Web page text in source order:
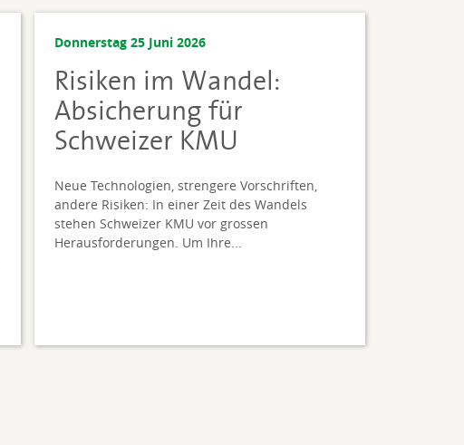
Donnerstag 25 Juni 2026
Risiken im Wandel:
Absicherung für
Schweizer KMU
Neue Technologien, strengere Vorschriften,
andere Risiken: In einer Zeit des Wandels
stehen Schweizer KMU vor grossen
Herausforderungen. Um Ihre...